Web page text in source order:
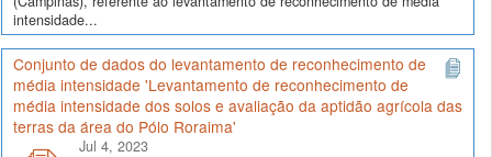
intensidade...
Conjunto de dados do levantamento de reconhecimento de
média intensidade 'Levantamento de reconhecimento de
média intensidade dos solos e avaliação da aptidão agrícola das
terras da área do Pólo Roraima'
Jul 4, 2023